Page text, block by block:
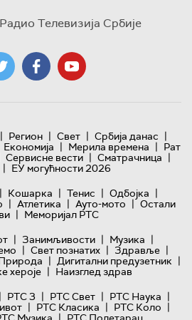
Радио Телевизија Србије
| Регион | Свет | Србија данас |
Економија | Мерила времена | Рат
Сервисне вести | Сматрачница |
| ЕУ могућности 2026
| Кошарка | Тенис | Одбојка |
| Атлетика | Ауто-мото | Остали
| Меморијал РТС
| Занимљивости | Музика |
| Свет познатих | Здравље |
| Дигитални предузетник |
хероје | Наизглед здрав
| РТС 3 | РТС Свет | РТС Наука |
| РТС Класика | РТС Коло |